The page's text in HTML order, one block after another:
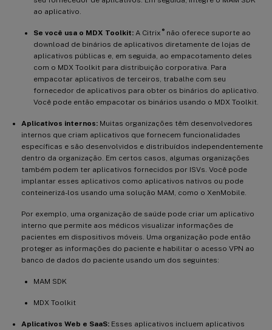
ao aplicativo.
Se você usa o MDX Toolkit: A Citrix ®não oferece suporte ao
download de binários de aplicativos diretamente de lojas de
aplicativos públicas e, em seguida, ao empacotamento deles
com o MDX Toolkit para distribuição corporativa. Para
empacotar aplicativos de terceiros, trabalhe com seu
fornecedor de aplicativos para obter os binários do aplicativo.
Você pode então empacotar os binários usando o MDX Toolkit.
Aplicativos internos: Muitas organizações têm desenvolvedores
internos que criam aplicativos que fornecem funcionalidades
específicas e são desenvolvidos e distribuídos independentemente
dentro da organização. Em certos casos, algumas organizações
também podem ter aplicativos fornecidos por ISVs. Você pode
implantar esses aplicativos como aplicativos nativos ou pode
conteinerizá-los usando uma solução MAM, como o XenMobile.
Por exemplo, uma organização de saúde pode criar um aplicativo
interno que permite aos médicos visualizar informações de
pacientes em dispositivos móveis. Uma organização pode então
proteger as informações do paciente e habilitar o acesso VPN ao
banco de dados do paciente usando um dos seguintes:
MAM SDK
MDX Toolkit
Aplicativos Web e SaaS: Esses aplicativos incluem aplicativos